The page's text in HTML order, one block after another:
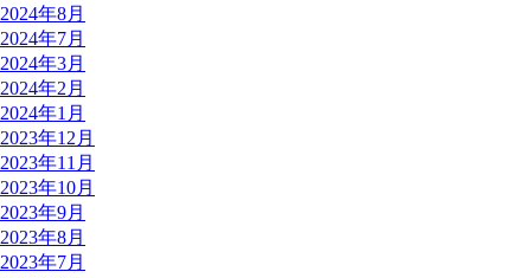
2024年8月
2024年7月
2024年3月
2024年2月
2024年1月
2023年12月
2023年11月
2023年10月
2023年9月
2023年8月
2023年7月